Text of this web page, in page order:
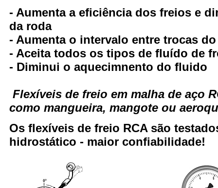
- Aumenta a eficiência dos freios e
da roda
- Aumenta o intervalo entre trocas
- Aceita todos os tipos de fluído de
- Diminui o aquecimnento do fluido
Flexíveis de freio em malha de aço
como mangueira, mangote ou
Os flexíveis de freio RCA são
hidrostático - maior confiabilidade!